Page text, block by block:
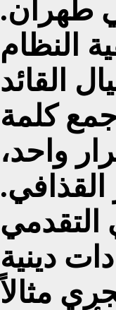
طهران.
النظام
القائد
كلمة
واحد،
القذافي.
التقدمي
دينية
مثالاً